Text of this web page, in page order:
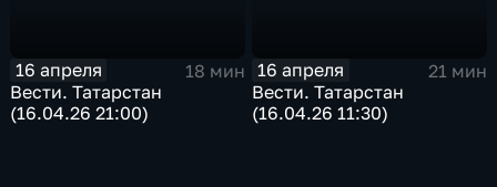
16 апреля
18 мин
Вести. Татарстан
(16.04.26 21:00)
16 апреля
21 мин
Вести. Татарстан
(16.04.26 11:30)